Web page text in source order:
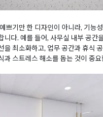
쁘기만 한 디자인이 아니라, 기능
니다. 예를 들어, 사무실 내부 공간
을 최소화하고, 업무 공간과 휴식
과 스트레스 해소를 돕는 것이 중